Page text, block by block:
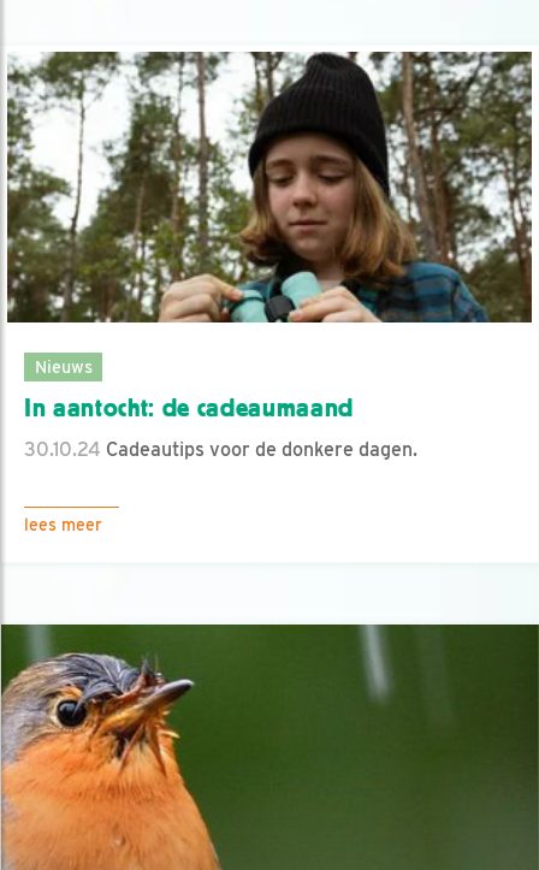
Nieuws
In aantocht: de cadeaumaand
30.10.24 Cadeautips voor de donkere dagen.
lees meer